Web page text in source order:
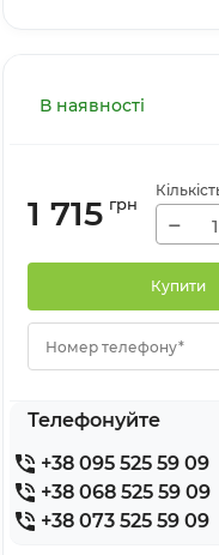
В наявності
1 715 грн
−
Купити
Номер телефону*
Телефонуйте
+38 095 525 59 09
+38 068 525 59 09
+38 073 525 59 09